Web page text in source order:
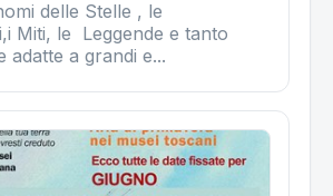
delle Stelle , le
Miti, le Leggende e tanto
a grandi e...